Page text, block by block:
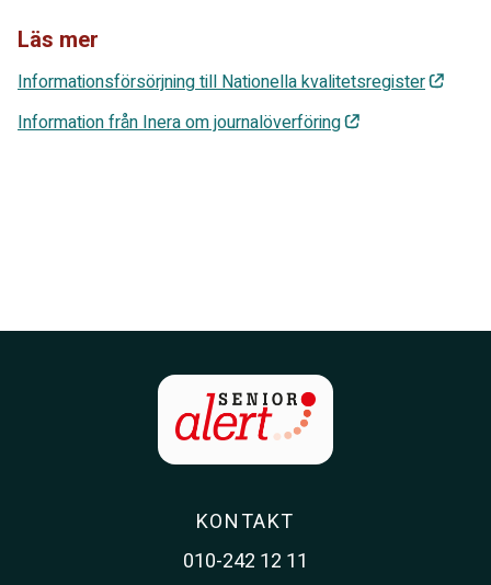
Läs mer
Informationsförsörjning till Nationella kvalitetsregister
Information från Inera om journalöverföring
KONTAKT
010-242 12 11